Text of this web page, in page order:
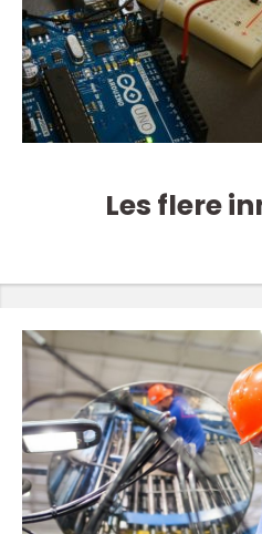
Les flere